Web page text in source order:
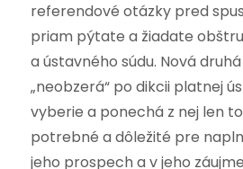
referendové otázky pred
priam pýtate a žiadate
a ústavného súdu. Nová
„neobzerá“ po dikcii platnej
vyberie a ponechá z nej len
potrebné a dôležité pre
jeho prospech a v jeho